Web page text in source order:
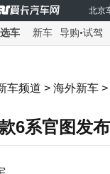
北京
选车 新车 导购•试驾
车频道 > 海外新车 >
6系官图发